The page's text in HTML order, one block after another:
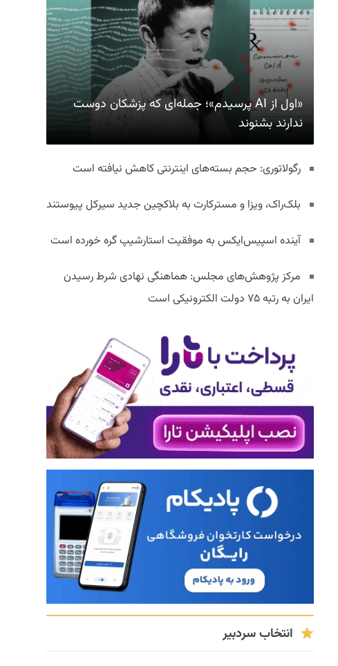
«اول از AI پرسیدم»؛ جمله‌ای که پزشکان دوست
ندارند بشنوند
رگولاتوری: حجم بسته‌های اینترنتی کاهش نیافته است
بلک‌راک، ویزا و مسترکارت به بلاکچین جدید سیرکل پیوستند
آینده اسپیس‌ایکس به موفقیت استارشیپ گره خورده است
مرکز پژوهش‌های مجلس: هماهنگی نهادی شرط رسیدن
ایران به رتبه ۷۵ دولت الکترونیکی است
انتخاب سردبیر